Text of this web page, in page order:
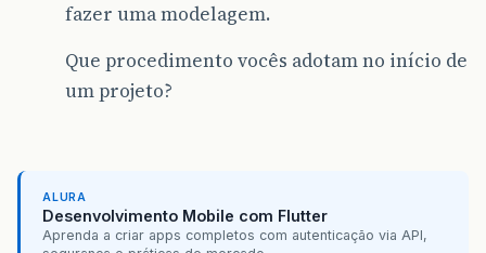
fazer uma modelagem.
Que procedimento vocês adotam no início de
um projeto?
ALURA
Desenvolvimento Mobile com Flutter
Aprenda a criar apps completos com autenticação via API,